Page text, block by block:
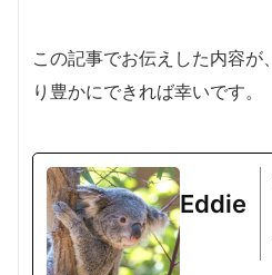
この記事でお伝えした内容が
り豊かにできれば幸いです。
Eddie